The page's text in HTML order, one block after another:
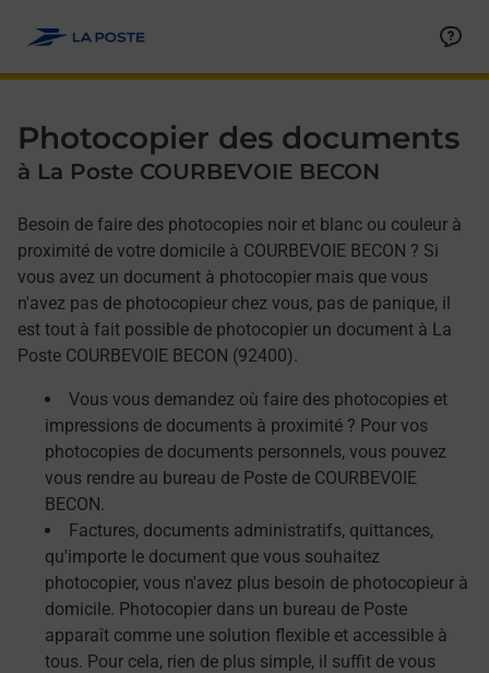
Photocopier des documents
à La Poste COURBEVOIE BECON
Besoin de faire des photocopies noir et blanc ou couleur à
proximité de votre domicile à COURBEVOIE BECON ? Si
vous avez un document à photocopier mais que vous
n'avez pas de photocopieur chez vous, pas de panique, il
est tout à fait possible de photocopier un document à La
Poste COURBEVOIE BECON (92400).
Vous vous demandez où faire des photocopies et
impressions de documents à proximité ? Pour vos
photocopies de documents personnels, vous pouvez
vous rendre au bureau de Poste de COURBEVOIE
BECON.
Factures, documents administratifs, quittances,
qu'importe le document que vous souhaitez
photocopier, vous n'avez plus besoin de photocopieur à
domicile. Photocopier dans un bureau de Poste
apparaît comme une solution flexible et accessible à
tous. Pour cela, rien de plus simple, il suffit de vous